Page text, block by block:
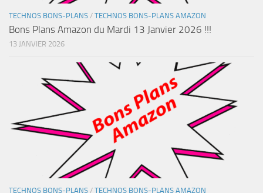
TECHNOS BONS-PLANS / TECHNOS BONS-PLANS AMAZON
Bons Plans Amazon du Mardi 13 Janvier 2026 !!!
13 JANVIER 2026
TECHNOS BONS-PLANS / TECHNOS BONS-PLANS AMAZON